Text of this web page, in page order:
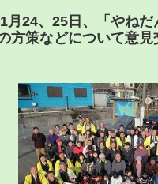
24、25日、「やね
方策などについて意見